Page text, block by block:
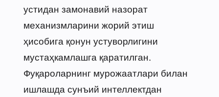
устидан замонавий назорат
механизмларини жорий этиш
ҳисобига қонун устуворлигини
мустаҳкамлашга қаратилган.
Фуқароларнинг мурожаатлари билан
ишлашда сунъий интеллектдан